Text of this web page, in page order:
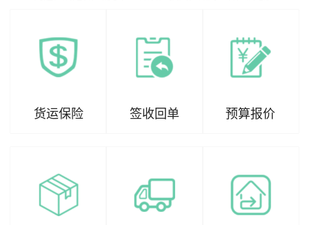
货运保险 签收回单 预算报价